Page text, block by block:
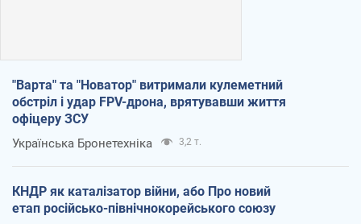
"Варта" та "Новатор" витримали кулеметний
обстріл і удар FPV-дрона, врятувавши життя
офіцеру ЗСУ
Українська Бронетехніка 3,2 т.
КНДР як каталізатор війни, або Про новий
етап російсько-північнокорейського союзу